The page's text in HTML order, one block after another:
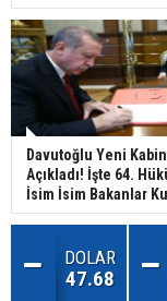
Davutoğlu Yeni
Açıkladı! İşte 64.
İsim İsim Bakanlar
DOLAR
47.68